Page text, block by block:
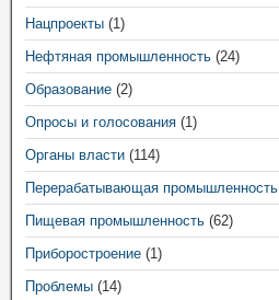
Нацпроекты (1)
Нефтяная промышленность (24)
Образование (2)
Опросы и голосования (1)
Органы власти (114)
Перерабатывающая промышленность
Пищевая промышленность (62)
Приборостроение (1)
Проблемы (14)